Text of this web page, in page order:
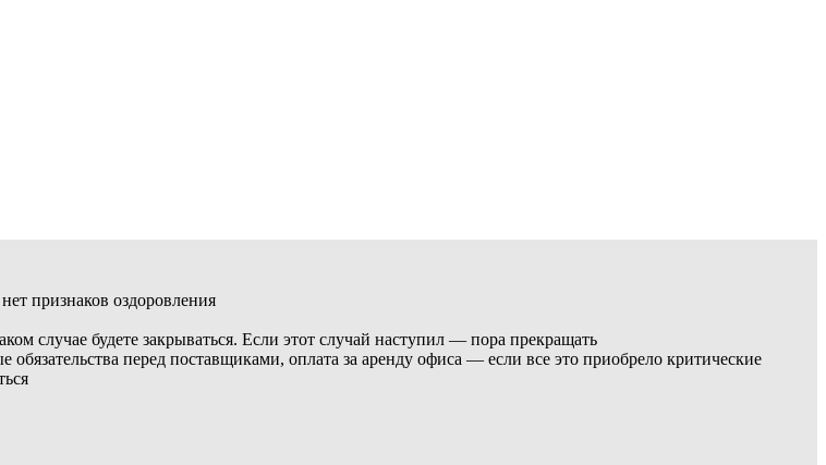
признаков оздоровления
случае будете закрываться. Если этот случай наступил — пора прекращать
перед поставщиками, оплата за аренду офиса — если все это приобрело критические